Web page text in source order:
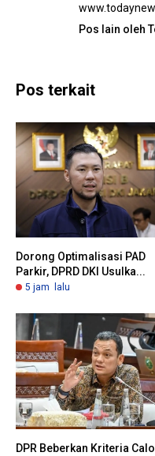
Pos lain oleh
Pos terkait
Dorong Optimalisasi PAD
Parkir, DPRD DKI Usulka...
5 jam lalu
DPR Beberkan Kriteria